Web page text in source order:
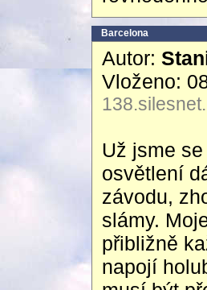
Barcelona
Autor:
Vloženo:
Už jsme
osvětlení
závodu,
slámy.
přibližně
napojí